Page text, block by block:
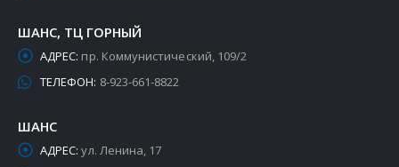
ШАНС, ТЦ ГОРНЫЙ
АДРЕС: пр. Коммунистический, 109/2
ТЕЛЕФОН: 8-923-661-8822
ШАНС
АДРЕС: ул. Ленина, 17